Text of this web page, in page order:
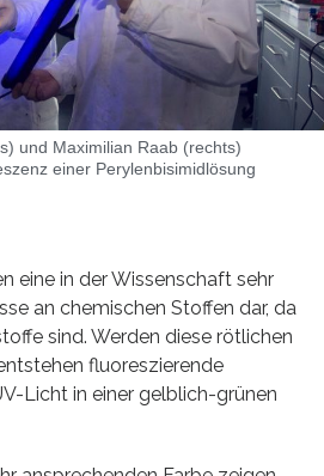
und Maximilian Raab (rechts)
einer Perylenbisimidlösung
eine in der Wissenschaft sehr
an chemischen Stoffen dar, da
sind. Werden diese rötlichen
fluoreszierende
Licht in einer gelblich-grünen